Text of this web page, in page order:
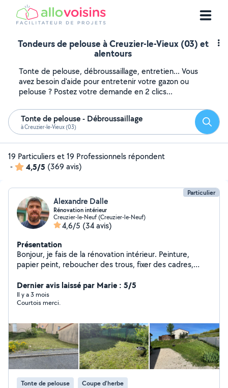
Tondeurs de pelouse à Creuzier-le-Vieux (03) et
alentours
Tonte de pelouse, débroussaillage, entretien... Vous
avez besoin d'aide pour entretenir votre gazon ou
pelouse ? Postez votre demande en 2 clics...
Tonte de pelouse - Débroussaillage
à Creuzier-le-Vieux (03)
19 Particuliers et 19 Professionnels répondent
-
4,5/5 (369 avis)
Particulier
Alexandre Dalle
Rénovation intérieur
Creuzier-le-Neuf (Creuzier-le-Neuf)
4,6/5 (34 avis)
Présentation
Bonjour, je fais de la rénovation intérieur. Peinture,
papier peint, reboucher des trous, fixer des cadres,
bosser 10ans étant monteur de meubles à Conforama)
livraisons en tout genre et de la tonte de pelouse. Pour
des raisons problématiques avec les critères du site,
de votre message. Merci
Dernier avis laissé par Marie : 5/5
Il y a 3 mois
Courtois merci.
Tonte de pelouse Coupe d'herbe